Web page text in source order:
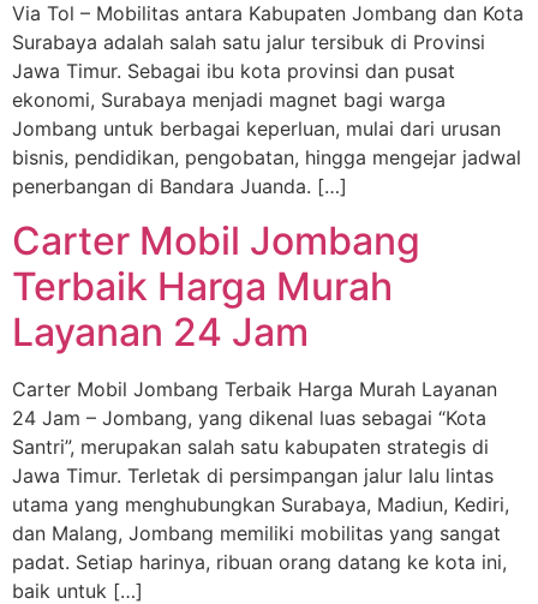
Via Tol – Mobilitas antara Kabupaten Jombang dan Kota
Surabaya adalah salah satu jalur tersibuk di Provinsi
Jawa Timur. Sebagai ibu kota provinsi dan pusat
ekonomi, Surabaya menjadi magnet bagi warga
Jombang untuk berbagai keperluan, mulai dari urusan
bisnis, pendidikan, pengobatan, hingga mengejar jadwal
penerbangan di Bandara Juanda. […]
Carter Mobil Jombang
Terbaik Harga Murah
Layanan 24 Jam
Carter Mobil Jombang Terbaik Harga Murah Layanan
24 Jam – Jombang, yang dikenal luas sebagai “Kota
Santri”, merupakan salah satu kabupaten strategis di
Jawa Timur. Terletak di persimpangan jalur lalu lintas
utama yang menghubungkan Surabaya, Madiun, Kediri,
dan Malang, Jombang memiliki mobilitas yang sangat
padat. Setiap harinya, ribuan orang datang ke kota ini,
baik untuk […]